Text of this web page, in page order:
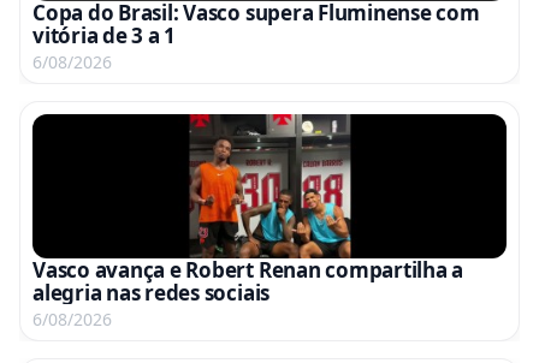
Copa do Brasil: Vasco supera Fluminense com
vitória de 3 a 1
6/08/2026
Vasco avança e Robert Renan compartilha a
alegria nas redes sociais
6/08/2026